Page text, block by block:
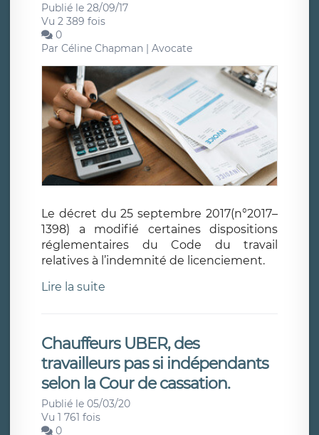
Publié le 28/09/17
Vu 2 389 fois
0
Par Céline Chapman | Avocate
Le décret du 25 septembre 2017(n°2017–
1398) a modifié certaines dispositions
réglementaires du Code du travail
relatives à l’indemnité de licenciement.
Lire la suite
Chauffeurs UBER, des
travailleurs pas si indépendants
selon la Cour de cassation.
Publié le 05/03/20
Vu 1 761 fois
0